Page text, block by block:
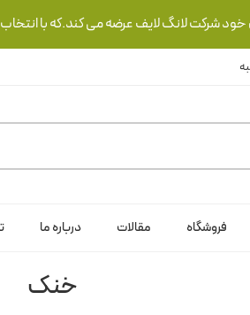
شرکت لانگ لایف عرضه می کند.که با
فروشگاه مقالات درباره ما
خنک